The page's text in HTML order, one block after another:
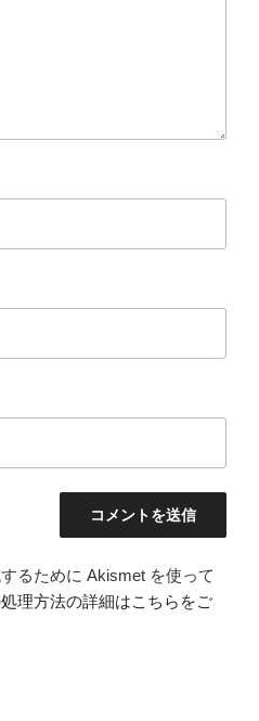
るために Akismet を使って
理方法の詳細はこちらをご